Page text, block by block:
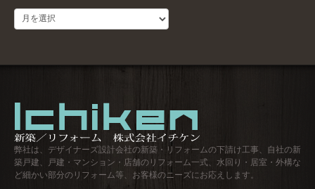
去
弊社は、デザイナーズ設計会社の新築・リフォームの下請け工事、自社の新
築戸建、戸建・マンション・店舗のリフォーム一式、水回り・居室・外構な
ど細かい部分のリフォーム等、お客様のニーズにお応えします。